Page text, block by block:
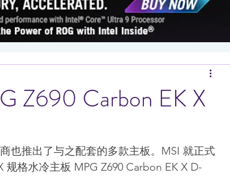
Z690 Carbon EK X
也推出了与之配套的多款主板。MSI 就正式
格水冷主板 MPG Z690 Carbon EK X D-